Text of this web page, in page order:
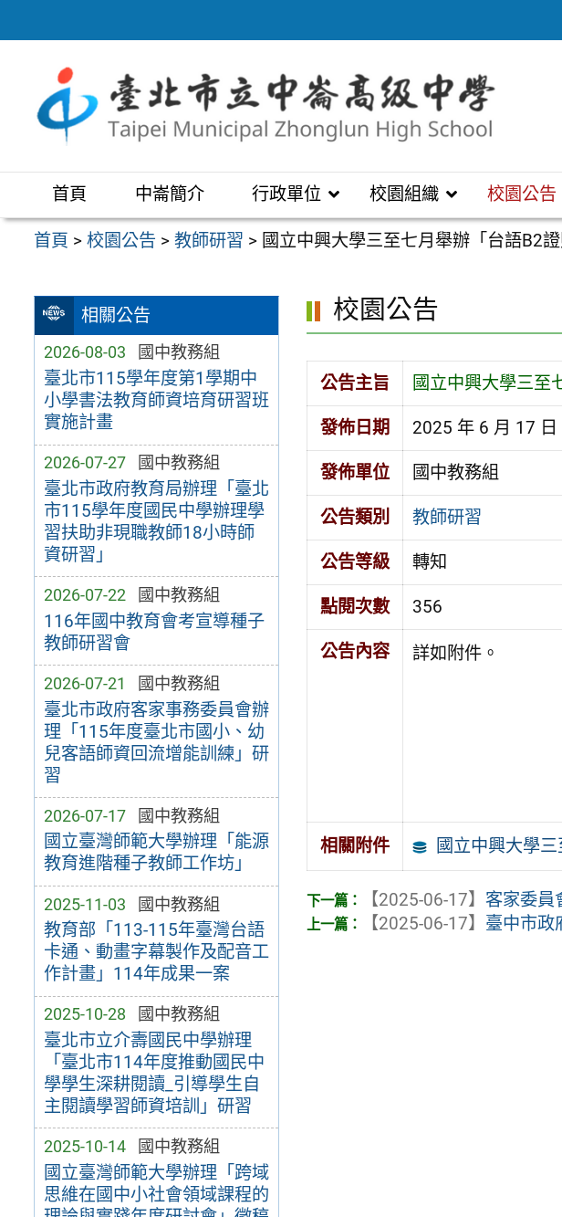
至
區
首頁 中崙簡介 行政單位 校園組織 校園公告
首頁 >校園公告 >教師研習 > 國立中興大學三至七月舉辦「台語B2證
相關公告
2026-08-03 國中教務組
臺北市115學年度第1學期中
小學書法教育師資培育研習班
實施計畫
2026-07-27 國中教務組
臺北市政府教育局辦理「臺北
市115學年度國民中學辦理學
習扶助非現職教師18小時師
資研習」
2026-07-22 國中教務組
116年國中教育會考宣導種子
教師研習會
2026-07-21 國中教務組
臺北市政府客家事務委員會辦
理「115年度臺北市國小、幼
兒客語師資回流增能訓練」研
習
2026-07-17 國中教務組
國立臺灣師範大學辦理「能源
教育進階種子教師工作坊」
2025-11-03 國中教務組
教育部「113-115年臺灣台語
卡通、動畫字幕製作及配音工
作計畫」114年成果一案
2025-10-28 國中教務組
臺北市立介壽國民中學辦理
「臺北市114年度推動國民中
學學生深耕閱讀_引導學生自
主閱讀學習師資培訓」研習
2025-10-14 國中教務組
國立臺灣師範大學辦理「跨域
思維在國中小社會領域課程的
校園公告
公告主旨 國立中興大學三至
發佈日期 2025 年 6 月 17 日
發佈單位 國中教務組
公告類別 教師研習
公告等級 轉知
點閱次數 356
公告內容 詳如附件。
相關附件 國立中興大學
【2025-06-17】客家委員
【2025-06-17】 臺中市政